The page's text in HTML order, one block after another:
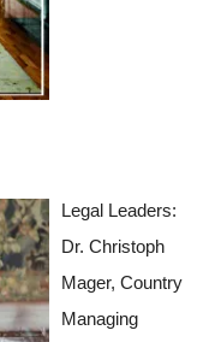
Legal Leaders:
Dr. Christoph
Mager, Country
Managing